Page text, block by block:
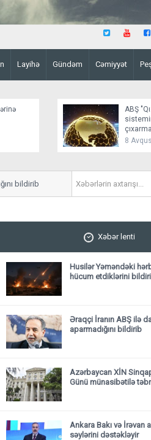
Layihə Gündəm Cəmiyyət
ABŞ
8
bildirib
Xəbər lenti
Husilər Yəməndəki
hücum etdiklərini
Əraqçi İranın ABŞ ilə
aparmadığını bildirib
Azərbaycan XİN
Günü münasibətilə
Ankara Bakı və İrəvan
səylərini dəstəkləyir